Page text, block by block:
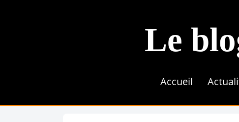
Le
Accueil